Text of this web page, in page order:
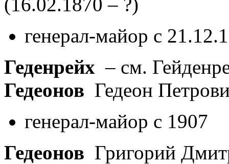
генерал-майор с
Геденрейх – см.
Гедеонов Гедеон
генерал-майор с 1907
Гедеонов Григорий